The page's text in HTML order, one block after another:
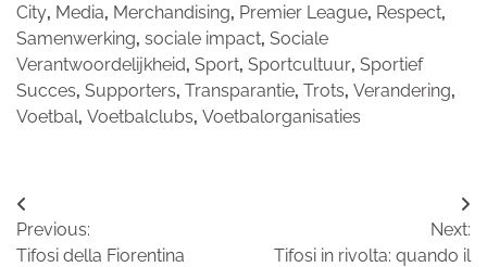
City, Media, Merchandising, Premier League, Respect,
Samenwerking, sociale impact, Sociale
Verantwoordelijkheid, Sport, Sportcultuur, Sportief
Succes, Supporters, Transparantie, Trots, Verandering,
Voetbal, Voetbalclubs, Voetbalorganisaties
Bericht
navigatie
Previous:
Tifosi della Fiorentina
Next:
Tifosi in rivolta: quando il